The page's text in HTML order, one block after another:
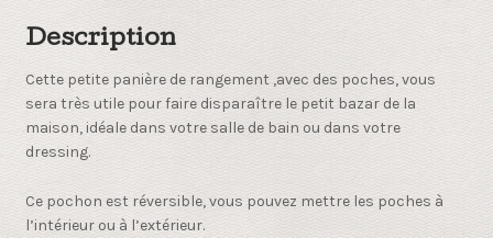
Description
Cette petite panière de rangement ,avec des poches, vous
sera très utile pour faire disparaître le petit bazar de la
maison, idéale dans votre salle de bain ou dans votre
dressing.
Ce pochon est réversible, vous pouvez mettre les poches à
l’intérieur ou à l’extérieur.